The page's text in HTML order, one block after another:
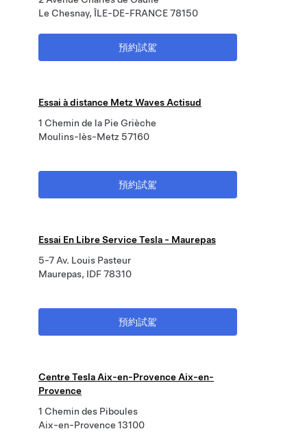
Le Chesnay, ÎLE-DE-FRANCE 78150
預約試駕
Essai à distance Metz Waves Actisud
1 Chemin de la Pie Grièche
Moulins-lès-Metz 57160
預約試駕
Essai En Libre Service Tesla - Maurepas
5-7 Av. Louis Pasteur
Maurepas, IDF 78310
預約試駕
Centre Tesla Aix-en-Provence Aix-en-
Provence
1 Chemin des Piboules
Aix-en-Provence 13100